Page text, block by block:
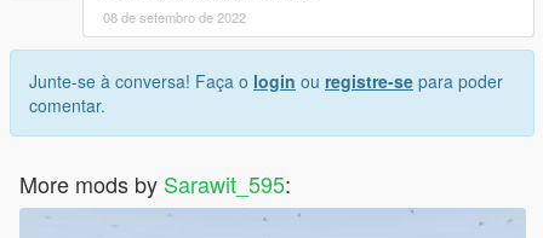
08 de setembro de 2022
Junte-se à conversa! Faça o login ou registre-se para poder
comentar.
More mods by Sarawit_595: